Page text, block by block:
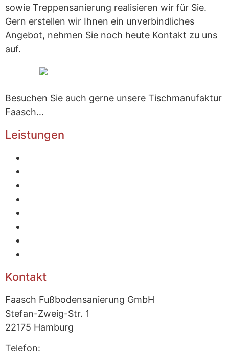
sowie Treppensanierung realisieren wir für Sie.
Gern erstellen wir Ihnen ein unverbindliches
Angebot, nehmen Sie noch heute Kontakt zu uns
auf.
Besuchen Sie auch gerne unsere Tischmanufaktur
Faasch…
Leistungen
Kontakt
Faasch Fußbodensanierung GmbH
Stefan-Zweig-Str. 1
22175 Hamburg
Telefon: